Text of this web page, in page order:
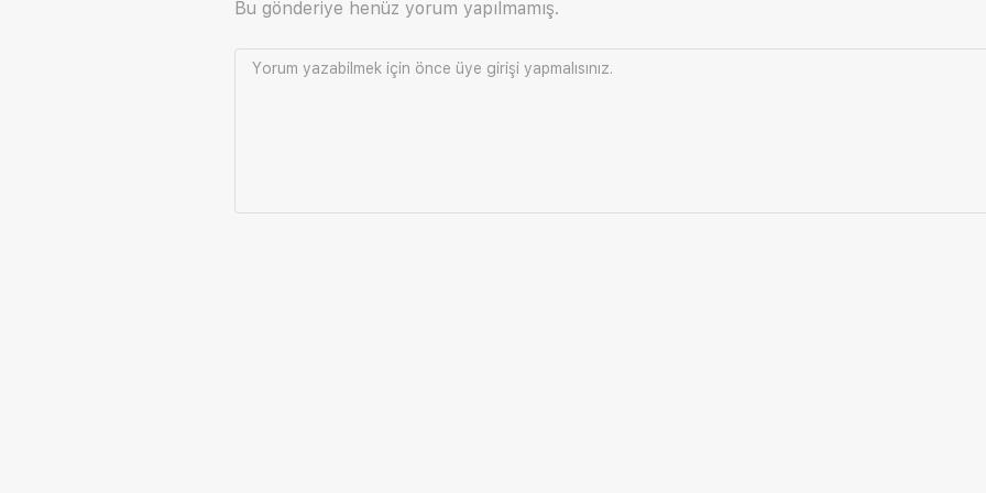
Bu gönderiye henüz yorum yapılmamış.
Yorum yazabilmek için önce üye girişi yapmalısınız.